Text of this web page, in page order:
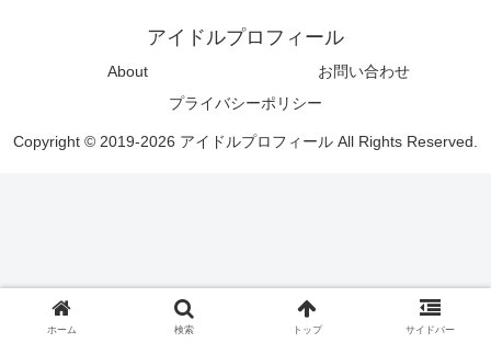
アイドルプロフィール
About
お問い合わせ
プライバシーポリシー
Copyright © 2019-2026 アイドルプロフィール All Rights Reserved.
ホーム 検索 トップ サイドバー